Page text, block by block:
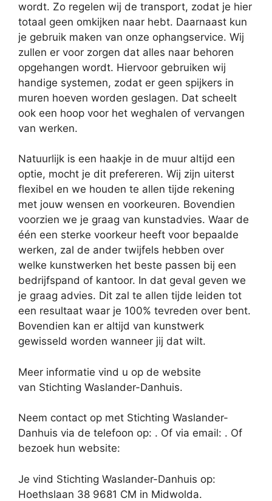
wordt. Zo regelen wij de transport, zodat je hier
totaal geen omkijken naar hebt. Daarnaast kun
je gebruik maken van onze ophangservice. Wij
zullen er voor zorgen dat alles naar behoren
opgehangen wordt. Hiervoor gebruiken wij
handige systemen, zodat er geen spijkers in
muren hoeven worden geslagen. Dat scheelt
ook een hoop voor het weghalen of vervangen
van werken.
Natuurlijk is een haakje in de muur altijd een
optie, mocht je dit prefereren. Wij zijn uiterst
flexibel en we houden te allen tijde rekening
met jouw wensen en voorkeuren. Bovendien
voorzien we je graag van kunstadvies. Waar de
één een sterke voorkeur heeft voor bepaalde
werken, zal de ander twijfels hebben over
welke kunstwerken het beste passen bij een
bedrijfspand of kantoor. In dat geval geven we
je graag advies. Dit zal te allen tijde leiden tot
een resultaat waar je 100% tevreden over bent.
Bovendien kan er altijd van kunstwerk
gewisseld worden wanneer jij dat wilt.
Meer informatie vind u op de website
van Stichting Waslander-Danhuis.
Neem contact op met Stichting Waslander-
Danhuis via de telefoon op: . Of via email: . Of
bezoek hun website:
Je vind Stichting Waslander-Danhuis op:
Hoethslaan 38 9681 CM in Midwolda.